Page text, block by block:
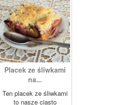
Placek ze śliwkami
na...
Ten placek ze śliwkami
to nasze ciasto